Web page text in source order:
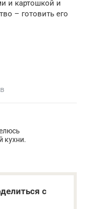
и картошкой и
– готовить его
кухни.
с